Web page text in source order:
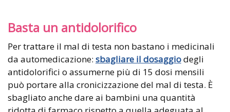
Basta un antidolorifico
Per trattare il mal di testa non bastano i medicinali
da automedicazione: sbagliare il dosaggiodegli
antidolorifici o assumerne più di 15 dosi mensili
può portare alla cronicizzazione del mal di testa. È
sbagliato anche dare ai bambini una quantità